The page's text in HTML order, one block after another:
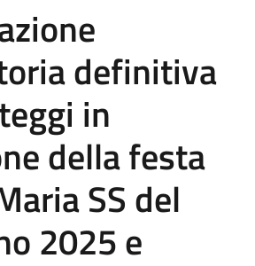
definitiva
in
della festa
SS del
2025 e